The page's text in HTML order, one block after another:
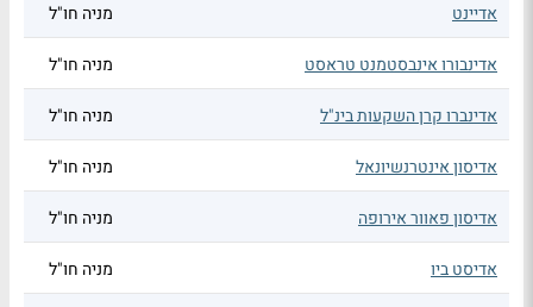
אדיינט מניה חו"ל
אדינבורו אינבסטמנט טראסט מניה חו"ל
אדינברו קרן השקעות בינ"ל מניה חו"ל
אדיסון אינטרנשיונאל מניה חו"ל
אדיסון פאוור אירופה מניה חו"ל
אדיסט ביו מניה חו"ל